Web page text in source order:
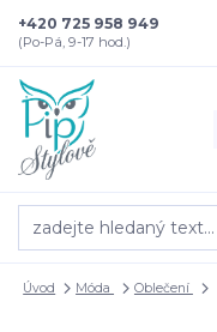
+420 725 958 949
(Po-Pá, 9-17 hod.)
Úvod Móda Oblečení